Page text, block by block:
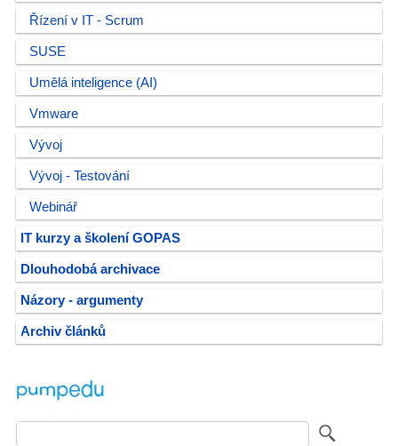
Řízení v IT - Scrum
SUSE
Umělá inteligence (AI)
Vmware
Vývoj
Vývoj - Testování
Webinář
IT kurzy a školení GOPAS
Dlouhodobá archivace
Názory - argumenty
Archiv článků